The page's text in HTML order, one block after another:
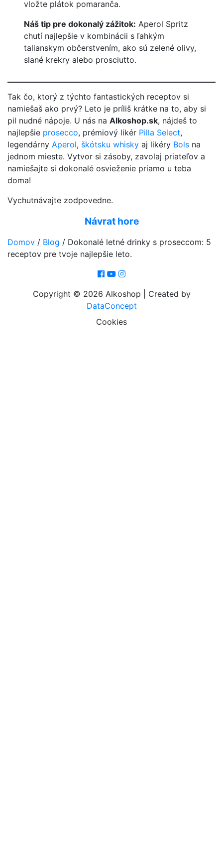
vložte plátok pomaranča.
Náš tip pre dokonalý zážitok: Aperol Spritz
chutí najlepšie v kombinácii s ľahkým
talianskym občerstvením, ako sú zelené olivy,
slané krekry alebo prosciutto.
Tak čo, ktorý z týchto fantastických receptov si
namiešaš ako prvý? Leto je príliš krátke na to, aby si
pil nudné nápoje. U nás na Alkoshop.sk, nájdeš to
najlepšie prosecco, prémiový likér Pilla Select,
legendárny Aperol, škótsku whisky aj likéry Bols na
jednom mieste. Vytvor si zásoby, zavolaj priateľov a
namiešajte si dokonalé osvieženie priamo u teba
doma!
Vychutnávajte zodpovedne.
Návrat hore
Domov / Blog / Dokonalé letné drinky s proseccom: 5
receptov pre tvoje najlepšie leto.
Copyright © 2026 Alkoshop | Created by
DataConcept
Cookies